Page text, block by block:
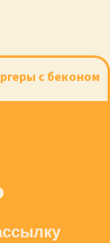
с беконом